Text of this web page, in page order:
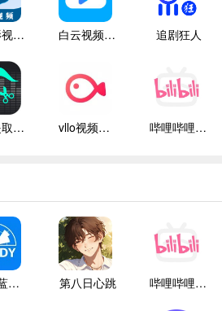
雪豹影视大全 白云视频追剧 追剧狂人
音频提取管家 vllo视频剪辑 哔哩哔哩白色版
windy蓝色气象 第八日心跳 哔哩哔哩白色版